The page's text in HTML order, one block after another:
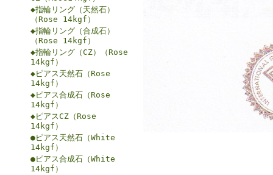
◆指輪リング（天然石）
（Rose 14kgf）
◆指輪リング（合成石）
（Rose 14kgf）
◆指輪リング（CZ）（Rose
14kgf）
◆ピアス天然石（Rose
14kgf）
◆ピアス合成石（Rose
14kgf）
◆ピアスCZ（Rose
14kgf）
●ピアス天然石（White
14kgf）
●ピアス合成石（White
14kgf）